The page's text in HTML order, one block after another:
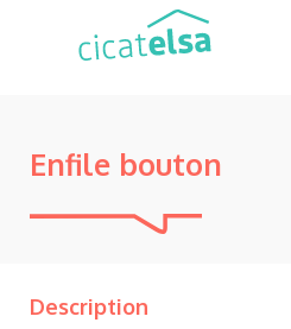
Panneau de gestion des cookies
Enfile bouton
Description